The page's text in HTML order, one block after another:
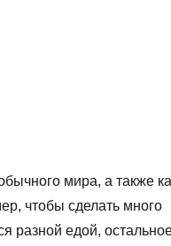
мира, а также
чтобы сделать много
разной едой,